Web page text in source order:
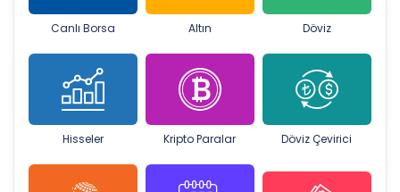
Canlı Borsa Altın Döviz
Hisseler Kripto Paralar Döviz Çevirici